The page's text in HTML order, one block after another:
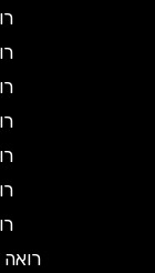
רואה
רואה
רואה
רואה
רואה
רואה